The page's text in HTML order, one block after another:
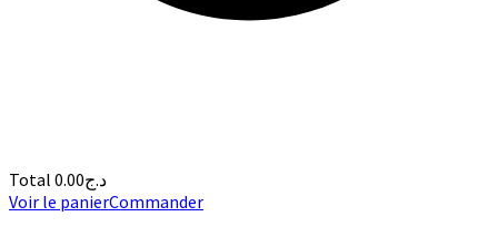
Total د.ج0.00
Voir le panierCommander